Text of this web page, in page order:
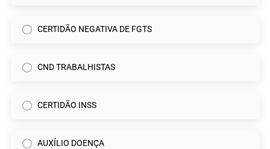
CERTIDÃO NEGATIVA DE FGTS
CND TRABALHISTAS
CERTIDÃO INSS
AUXÍLIO DOENÇA